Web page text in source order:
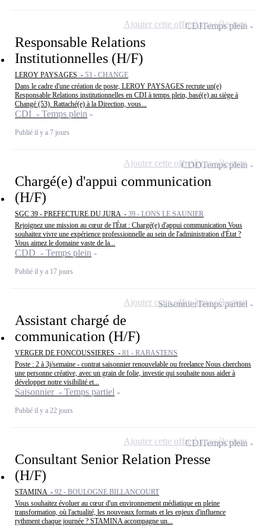
Responsable Relations
Institutionnelles (H/F)
LEROY PAYSAGES - 53 - CHANGE
Dans le cadre d'une création de poste, LEROY PAYSAGES recrute un(e)
Responsable Relations institutionnelles en CDI à temps plein, basé(e) au siège à
Changé (53). Rattaché(e) à la Direction, vous...
CDI - Temps plein
Publié il y a 7 jours
CDITemps plein
Ajouter cette offre à ma sélection
Chargé(e) d'appui communication
(H/F)
SGC 39 - PREFECTURE DU JURA - 39 - LONS LE SAUNIER
Rejoignez une mission au cœur de l'État : Chargé(e) d'appui communication Vous
souhaitez vivre une expérience professionnelle au sein de l'administration d'État ?
Vous aimez le domaine vaste de la...
CDD - Temps plein
Publié il y a 17 jours
CDDTemps plein
Ajouter cette offre à ma sélection
Assistant chargé de
communication (H/F)
VERGER DE FONCOUSSIERES - 81 - RABASTENS
Poste : 2 à 3j/semaine - contrat saisonnier renouvelable ou freelance Nous cherchons
une personne créative, avec un grain de folie, investie qui souhaite nous aider à
développer notre visibilité et...
Saisonnier - Temps partiel
Publié il y a 22 jours
SaisonnierTemps partiel
Ajouter cette offre à ma sélection
Consultant Senior Relation Presse
(H/F)
STAMINA - 92 - BOULOGNE BILLANCOURT
Vous souhaitez évoluer au cœur d'un environnement médiatique en pleine
transformation, où l'actualité, les nouveaux formats et les enjeux d'influence
rythment chaque journée ? STAMINA accompagne un...
CDITemps plein
Ajouter cette offre à ma sélection